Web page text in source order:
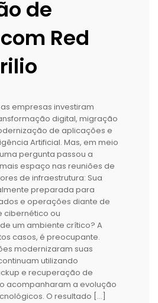
de
Red
empresas investiram
digital, migração
de aplicações e
Artificial. Mas, em meio
pergunta passou a
espaço nas reuniões de
de infraestrutura: Sua
preparada para
e operações diante de
cibernético ou
um ambiente crítico? A
casos, é preocupante.
modernizaram suas
utilizando
e recuperação de
acompanharam a evolução
O resultado […]